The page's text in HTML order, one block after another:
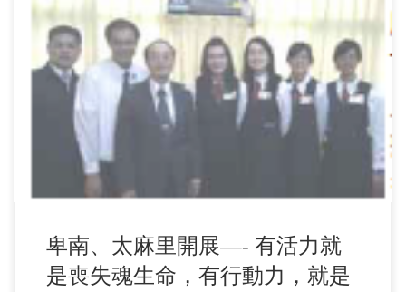
我們在這裏的開展非常喜樂。其中很珍賞：花蓮聖徒們輪番前
來傳福音；台東聖徒天天分區出訪；壯年班聖徒號召 […]
卑南、太麻里開展—- 有活力就
是喪失魂生命，有行動力，就是